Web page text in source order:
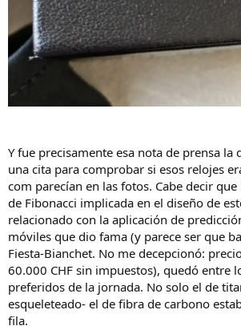
Y fue precisamente esa nota de prensa la
una cita para comprobar si esos relojes
com parecían en las fotos. Cabe decir
de Fibonacci implicada en el diseño de
relacionado con la aplicación de
móviles que dio fama (y parece ser que
Fiesta-Bianchet. No me decepcionó:
60.000 CHF sin impuestos), quedó entre
preferidos de la jornada. No solo el de
esqueleteado- el de fibra de carbono
fila.